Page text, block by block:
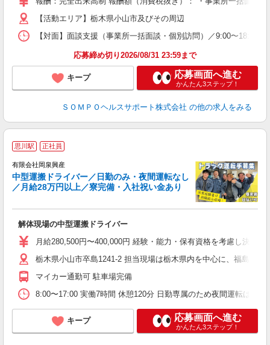
【活動エリア】栃木県小山市及びその周辺
【対面】面談支援（事業所一括面談・個別訪問）／9:00〜18:00
応募締め切り2026/08/31 23:59まで
キープ 応募画面へ進む
かんたん3ステップ！
ＳＯＭＰＯヘルスサポート株式会社 の他の求人をみる
思川駅 正社員
有限会社岡泉興産
中型運搬ドライバー／日勤のみ・夜間運転なし
／月給28万円以上／寮完備・入社祝い金あり
解体現場の中型運搬ドライバー
月給280,500円〜400,000円 経験・能力・保有資格を考慮し決定
栃木県小山市卒島1241-2 担当現場は栃木県内を中心に、福島県
マイカー通勤可 駐車場完備
8:00〜17:00 実働7時間 休憩120分 日勤専属のため夜間運転はあ
キープ 応募画面へ進む
かんたん3ステップ！